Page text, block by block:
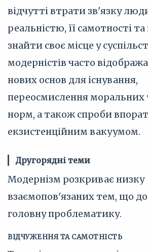
відчутті втрати зв'язку
реальністю, її самотності
знайти своє місце у
модерністів часто
нових основ для існування,
переосмислення моральних
норм, а також спроби
екзистенційним вакуумом.
Другорядні теми
Модернізм розкриває низку
взаємопов'язаних тем, що
головну проблематику.
ВІДЧУЖЕННЯ ТА САМОТНІСТЬ